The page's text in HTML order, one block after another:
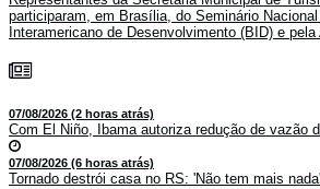
participaram, em Brasília, do Seminário
Interamericano de Desenvolvimento (BID) e pela
07/08/2026 (2 horas atrás)
Com El Niño, Ibama autoriza redução de vazão
07/08/2026 (6 horas atrás)
Tornado destrói casa no RS: 'Não tem mais